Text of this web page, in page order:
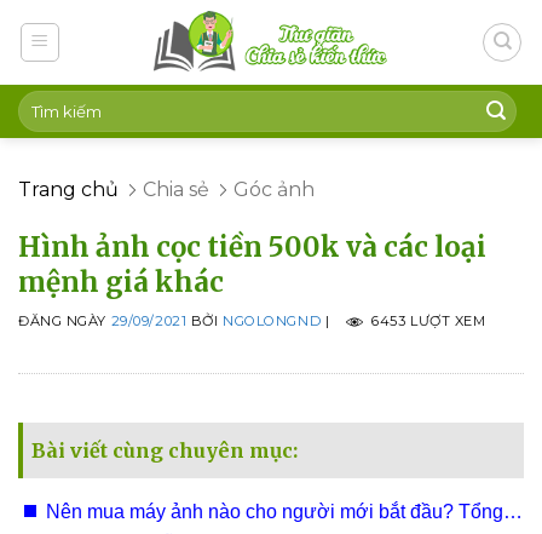
Trang chủ Chia sẻ Góc ảnh
Hình ảnh cọc tiền 500k và các loại
mệnh giá khác
ĐĂNG NGÀY 29/09/2021 BỞI NGOLONGND | 6453 LƯỢT XEM
Bài viết cùng chuyên mục:
Nên mua máy ảnh nào cho người mới bắt đầu? Tổng